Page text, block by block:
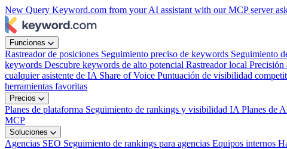
New Query Keyword.com from your AI assistant with our MCP server
Funciones
Rastreador de posiciones Seguimiento preciso de keywords Seguimiento
keywords Descubre keywords de alto potencial Rastreador local Precisión
cualquier asistente de IA Share of Voice Puntuación de visibilidad
herramientas favoritas
Precios
Planes de plataforma Seguimiento de rankings y visibilidad IA Planes de
MCP
Soluciones
Agencias SEO Seguimiento de rankings para agencias Equipos internos